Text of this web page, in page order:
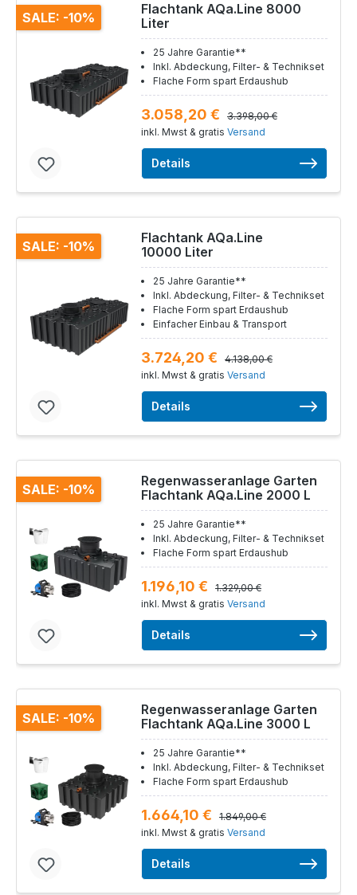
SALE: -10%
Flachtank AQa.Line 8000
Liter
25 Jahre Garantie**
Inkl. Abdeckung, Filter- & Technikset
Flache Form spart Erdaushub
3.058,20 €
3.398,00 €
inkl. Mwst & gratis Versand
Details
SALE: -10%
Flachtank AQa.Line
10000 Liter
25 Jahre Garantie**
Inkl. Abdeckung, Filter- & Technikset
Flache Form spart Erdaushub
Einfacher Einbau & Transport
3.724,20 €
4.138,00 €
inkl. Mwst & gratis Versand
Details
SALE: -10%
Regenwasseranlage Garten
Flachtank AQa.Line 2000 L
25 Jahre Garantie**
Inkl. Abdeckung, Filter- & Technikset
Flache Form spart Erdaushub
1.196,10 €
1.329,00 €
inkl. Mwst & gratis Versand
Details
SALE: -10%
Regenwasseranlage Garten
Flachtank AQa.Line 3000 L
25 Jahre Garantie**
Inkl. Abdeckung, Filter- & Technikset
Flache Form spart Erdaushub
1.664,10 €
1.849,00 €
inkl. Mwst & gratis Versand
Details